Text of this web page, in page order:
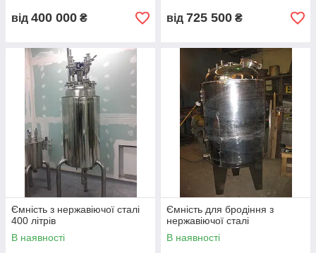
Технологічні ємності з неіржавкої
підприємцями:
💄
Для виробництва косметичних засобів
Крему
Шампуня
Олії
Бальзаму
Лака
Геля
Тоніка
👨‍⚕️Фармацевтичних засобів
від 400 000 ₴ від 725 500 ₴
Ємність з нержавіючої сталі
400 літрів
В наявності
Ємність для бродіння з
нержавіючої сталі
В наявності